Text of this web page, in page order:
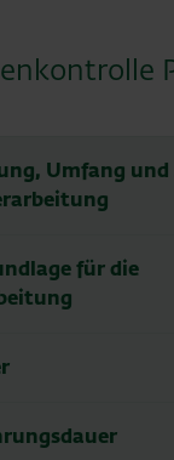
Umfang und
für die